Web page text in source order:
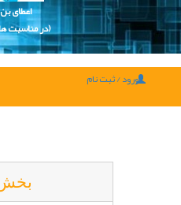
اعطای
(در مناسبت
ورود / ثبت نام